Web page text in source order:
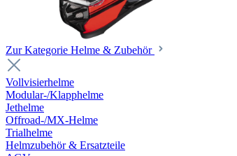
Zur Kategorie Helme & Zubehör
Vollvisierhelme
Modular-/Klapphelme
Jethelme
Offroad-/MX-Helme
Trialhelme
Helmzubehör & Ersatzteile